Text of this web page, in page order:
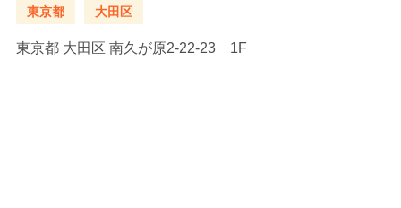
東京都 大田区
東京都 大田区 南久が原2-22-23 1F